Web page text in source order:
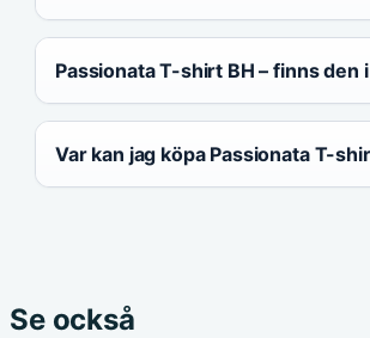
Passionata T-shirt BH – finns den
Var kan jag köpa Passionata T-
Se också